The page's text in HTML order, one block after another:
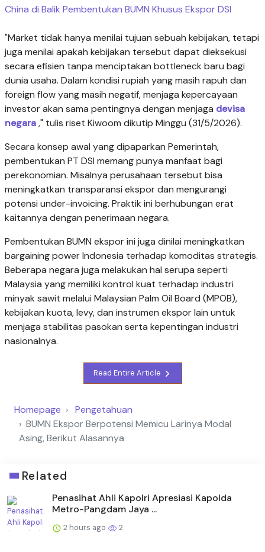
China di Balik Pembentukan BUMN Khusus Ekspor DSI
"Market tidak hanya menilai tujuan sebuah kebijakan, tetapi
juga menilai apakah kebijakan tersebut dapat dieksekusi
secara efisien tanpa menciptakan bottleneck baru bagi
dunia usaha. Dalam kondisi rupiah yang masih rapuh dan
foreign flow yang masih negatif, menjaga kepercayaan
investor akan sama pentingnya dengan menjaga devisa
negara," tulis riset Kiwoom dikutip Minggu (31/5/2026).
Secara konsep awal yang dipaparkan Pemerintah,
pembentukan PT DSI memang punya manfaat bagi
perekonomian. Misalnya perusahaan tersebut bisa
meningkatkan transparansi ekspor dan mengurangi
potensi under-invoicing. Praktik ini berhubungan erat
kaitannya dengan penerimaan negara.
Pembentukan BUMN ekspor ini juga dinilai meningkatkan
bargaining power Indonesia terhadap komoditas strategis.
Beberapa negara juga melakukan hal serupa seperti
Malaysia yang memiliki kontrol kuat terhadap industri
minyak sawit melalui Malaysian Palm Oil Board (MPOB),
kebijakan kuota, levy, dan instrumen ekspor lain untuk
menjaga stabilitas pasokan serta kepentingan industri
nasionalnya.
Read Entire Article
Homepage
Pengetahuan
BUMN Ekspor Berpotensi Memicu Larinya Modal
Asing, Berikut Alasannya
Related
Penasihat Ahli Kapolri Apresiasi Kapolda
Metro-Pangdam Jaya ...
2 hours ago 2